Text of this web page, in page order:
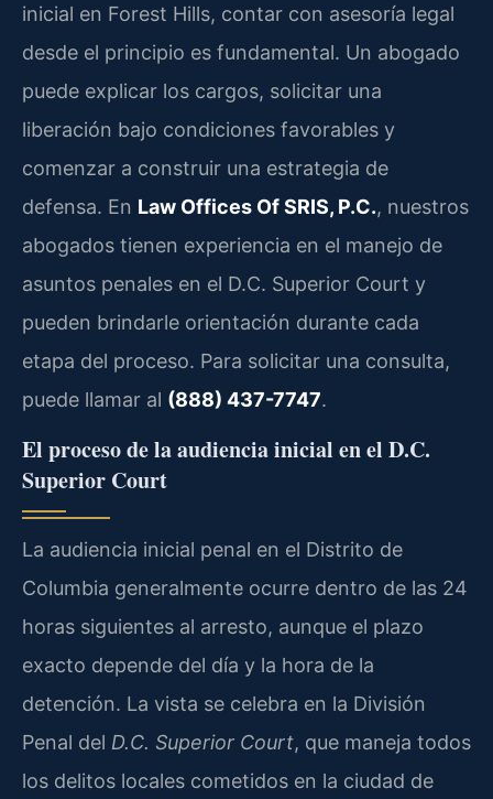
inicial en Forest Hills, contar con asesoría legal
desde el principio es fundamental. Un abogado
puede explicar los cargos, solicitar una
liberación bajo condiciones favorables y
comenzar a construir una estrategia de
defensa. En Law Offices Of SRIS, P.C., nuestros
abogados tienen experiencia en el manejo de
asuntos penales en el D.C. Superior Court y
pueden brindarle orientación durante cada
etapa del proceso. Para solicitar una consulta,
puede llamar al (888) 437-7747.
El proceso de la audiencia inicial en el D.C.
Superior Court
La audiencia inicial penal en el Distrito de
Columbia generalmente ocurre dentro de las 24
horas siguientes al arresto, aunque el plazo
exacto depende del día y la hora de la
detención. La vista se celebra en la División
Penal del D.C. Superior Court, que maneja todos
los delitos locales cometidos en la ciudad de